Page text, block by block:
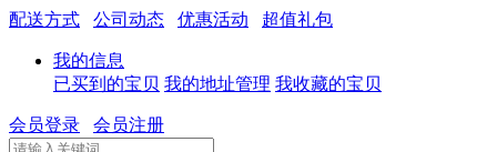
配送方式 公司动态 优惠活动 超值礼包
我的信息
已买到的宝贝 我的地址管理 我收藏的宝贝
会员登录 会员注册